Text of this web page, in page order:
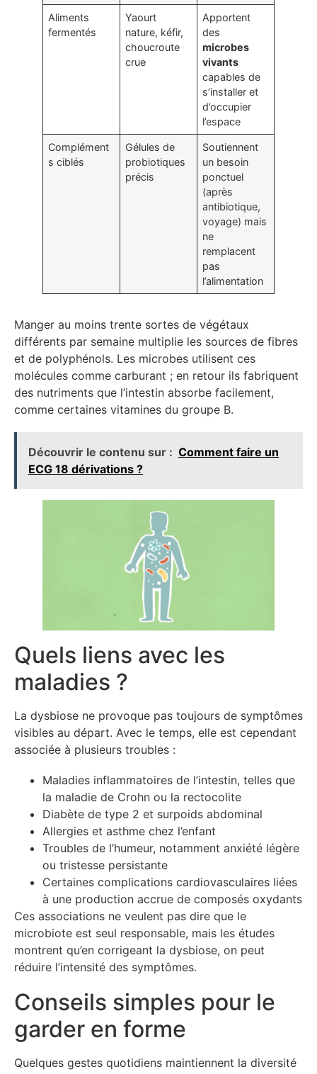
Aliments
fermentés
Yaourt
nature, kéfir,
choucroute
crue
Apportent
des
microbes
vivants
capables de
s’installer et
d’occupier
l’espace
Complément
s ciblés
Gélules de
probiotiques
précis
Soutiennent
un besoin
ponctuel
(après
antibiotique,
voyage) mais
ne
remplacent
pas
l’alimentation
Manger au moins trente sortes de végétaux
différents par semaine multiplie les sources de fibres
et de polyphénols. Les microbes utilisent ces
molécules comme carburant ; en retour ils fabriquent
des nutriments que l’intestin absorbe facilement,
comme certaines vitamines du groupe B.
Découvrir le contenu sur : Comment faire un
ECG 18 dérivations ?
Quels liens avec les
maladies ?
La dysbiose ne provoque pas toujours de symptômes
visibles au départ. Avec le temps, elle est cependant
associée à plusieurs troubles :
Maladies inflammatoires de l’intestin, telles que
la maladie de Crohn ou la rectocolite
Diabète de type 2 et surpoids abdominal
Allergies et asthme chez l’enfant
Troubles de l’humeur, notamment anxiété légère
ou tristesse persistante
Certaines complications cardiovasculaires liées
à une production accrue de composés oxydants
Ces associations ne veulent pas dire que le
microbiote est seul responsable, mais les études
montrent qu’en corrigeant la dysbiose, on peut
réduire l’intensité des symptômes.
Conseils simples pour le
garder en forme
Quelques gestes quotidiens maintiennent la diversité